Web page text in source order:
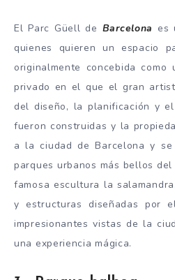
El Parc Güell de Barcelona es
quienes quieren un espacio
originalmente concebida
privado en el que el gran
del diseño, la planificación y
fueron construidas y la
a la ciudad de Barcelona y
parques urbanos más bellos
famosa escultura la
y estructuras diseñadas por
impresionantes vistas de la
una experiencia mágica.